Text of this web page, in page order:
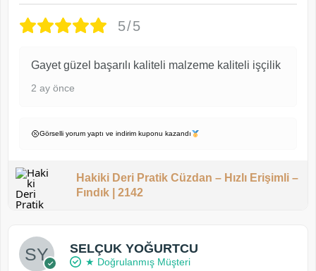
5/5
Gayet güzel başarılı kaliteli malzeme kaliteli işçilik
2 ay önce
Görselli yorum yaptı ve indirim kuponu kazandı
Hakiki Deri Pratik Cüzdan – Hızlı Erişimli –
Fındık | 2142
SELÇUK YOĞURTCU
★ Doğrulanmış Müşteri